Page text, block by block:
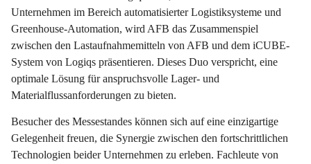
Unternehmen im Bereich automatisierter Logistiksysteme und
Greenhouse-Automation, wird AFB das Zusammenspiel
zwischen den Lastaufnahmemitteln von AFB und dem iCUBE-
System von Logiqs präsentieren. Dieses Duo verspricht, eine
optimale Lösung für anspruchsvolle Lager- und
Materialflussanforderungen zu bieten.
Besucher des Messestandes können sich auf eine einzigartige
Gelegenheit freuen, die Synergie zwischen den fortschrittlichen
Technologien beider Unternehmen zu erleben. Fachleute von